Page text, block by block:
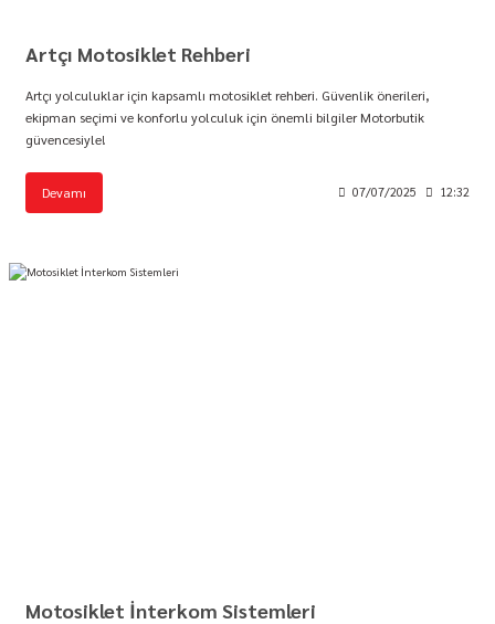
Artçı Motosiklet Rehberi
Artçı yolculuklar için kapsamlı motosiklet rehberi. Güvenlik önerileri,
ekipman seçimi ve konforlu yolculuk için önemli bilgiler Motorbutik
güvencesiyle!
Devamı 07/07/2025 12:32
Motosiklet İnterkom Sistemleri